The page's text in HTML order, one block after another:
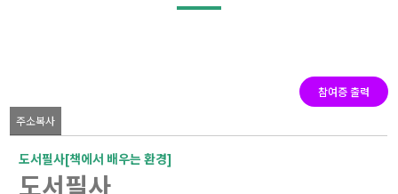
참여증 출력
주소복사
도서필사[책에서 배우는 환경]
도서필사